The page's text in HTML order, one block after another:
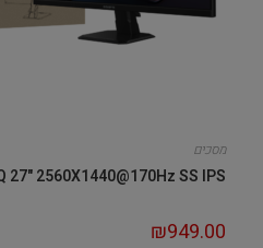
מסכים
27" 2560X1440@170Hz SS IPS
₪949.00